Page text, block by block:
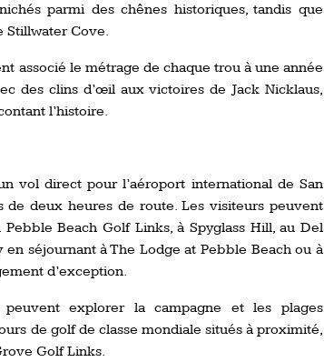
parmi des chênes historiques, tandis que
Stillwater Cove.
associé le métrage de chaque trou à une année
des clins d’œil aux victoires de Jack Nicklaus,
l’histoire.
vol direct pour l’aéroport international de San
de deux heures de route. Les visiteurs peuvent
Beach Golf Links, à Spyglass Hill, au Del
séjournant à The Lodge at Pebble Beach ou à
d’exception.
explorer la campagne et les plages
de golf de classe mondiale situés à proximité,
Golf Links.